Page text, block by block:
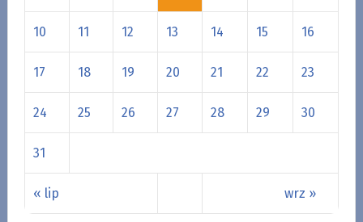
« lip wrz »
10 11 12 13 14 15 16
17 18 19 20 21 22 23
24 25 26 27 28 29 30
31